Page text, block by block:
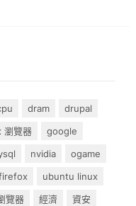
dram
drupal
覽器
google
nvidia
ogame
ubuntu linux
覽器 經濟
資安